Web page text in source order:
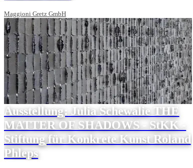
Maggioni Gretz GmbH
Ausstellung: Julia Schewalie THE
MATTER OF SHADOWS - StKK -
Stiftung für Konkrete Kunst Roland
Phleps